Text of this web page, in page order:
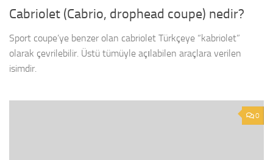
Cabriolet (Cabrio, drophead coupe) nedir?
Sport coupe’ye benzer olan cabriolet Türkçeye “kabriolet”
olarak çevrilebilir. Üstü tümüyle açılabilen araçlara verilen
isimdir.
0